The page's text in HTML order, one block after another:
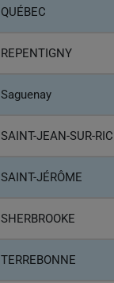
QUÉBEC
REPENTIGNY
Saguenay
SAINT-JEAN-SUR-
SAINT-JÉRÔME
SHERBROOKE
TERREBONNE